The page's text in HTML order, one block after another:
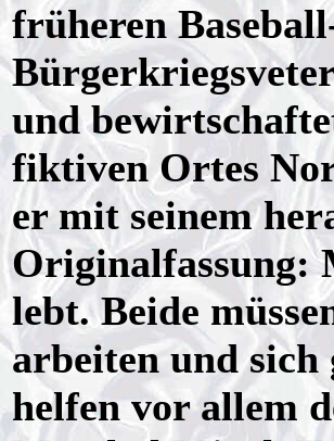
früheren
und
fiktiven Ortes
er mit seinem
Originalfassung:
lebt. Beide
arbeiten und sich
helfen vor allem